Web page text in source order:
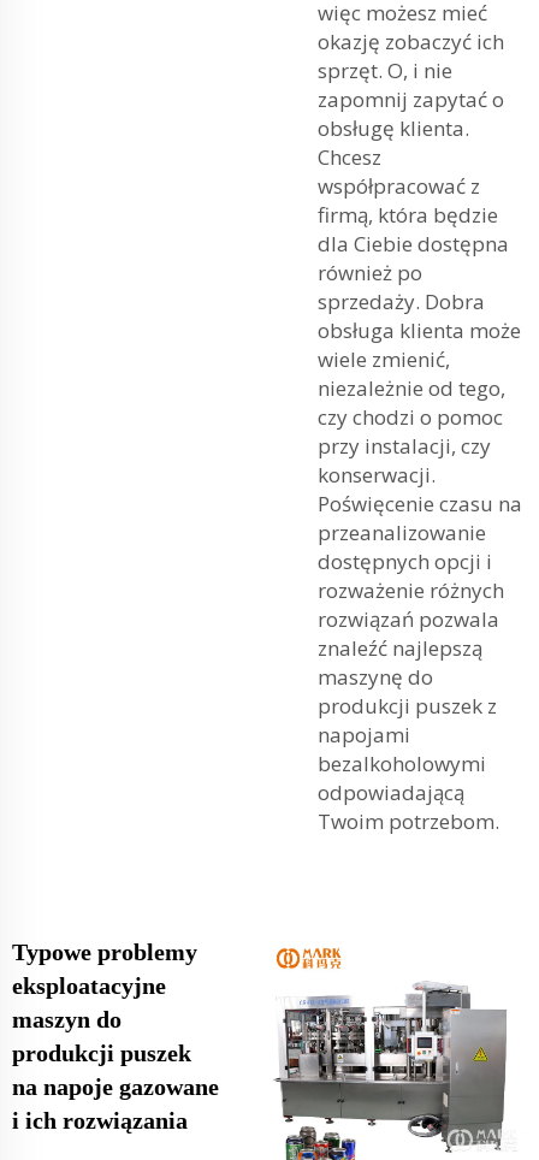
więc możesz mieć
okazję zobaczyć ich
sprzęt. O, i nie
zapomnij zapytać o
obsługę klienta.
Chcesz
współpracować z
firmą, która będzie
dla Ciebie dostępna
również po
sprzedaży. Dobra
obsługa klienta może
wiele zmienić,
niezależnie od tego,
czy chodzi o pomoc
przy instalacji, czy
konserwacji.
Poświęcenie czasu na
przeanalizowanie
dostępnych opcji i
rozważenie różnych
rozwiązań pozwala
znaleźć najlepszą
maszynę do
produkcji puszek z
napojami
bezalkoholowymi
odpowiadającą
Twoim potrzebom.
Typowe problemy
eksploatacyjne
maszyn do
produkcji puszek
na napoje gazowane
i ich rozwiązania